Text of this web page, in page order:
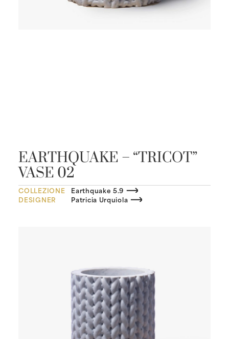
EARTHQUAKE – “TRICOT”
VASE 02
COLLEZIONE
Earthquake 5.9
DESIGNER
Patricia Urquiola